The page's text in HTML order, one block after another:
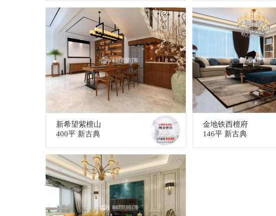
新希望紫檀山
400平 新古典
金地铁西檀府
146平 新古典